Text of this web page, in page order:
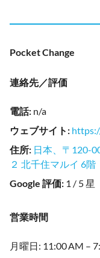
Pocket Change
連絡先／評価
電話: n/a
ウェブサイト :
住所: 日本、〒120-
２ 北千住マルイ 6階
Google 評価: 1 / 5 星
営業時間
月曜日: 11:00 AM –